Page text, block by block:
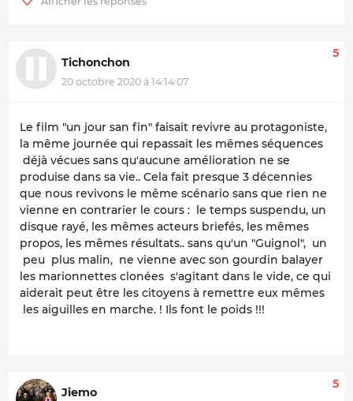
Tichonchon
20 octobre 2020 à 14:14:07
5
Le film "un jour san fin" faisait revivre au protagoniste,
la même journée qui repassait les mêmes séquences
déjà vécues sans qu'aucune amélioration ne se
produise dans sa vie.. Cela fait presque 3 décennies
que nous revivons le même scénario sans que rien ne
vienne en contrarier le cours : le temps suspendu, un
disque rayé, les mêmes acteurs briefés, les mêmes
propos, les mêmes résultats.. sans qu'un "Guignol", un
peu plus malin, ne vienne avec son gourdin balayer
les marionnettes clonées s'agitant dans le vide, ce qui
aiderait peut être les citoyens à remettre eux mêmes
les aiguilles en marche. ! Ils font le poids !!!
Jiemo
5